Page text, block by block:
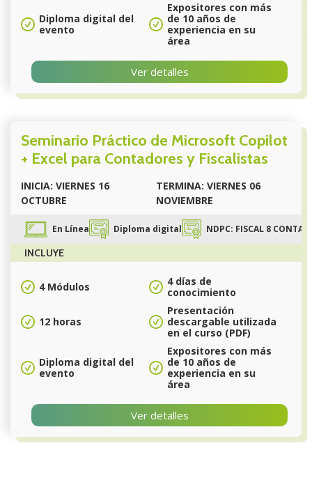
Diploma digital del
evento
Expositores con más
de 10 años de
experiencia en su
área
Ver detalles
Seminario Práctico de Microsoft Copilot
+ Excel para Contadores y Fiscalistas
INICIA: VIERNES 16
OCTUBRE
TERMINA: VIERNES 06
NOVIEMBRE
En Línea Diploma digital NDPC: FISCAL 8
INCLUYE
4 Módulos
4 días de
conocimiento
12 horas
Presentación
descargable utilizada
en el curso (PDF)
Diploma digital del
evento
Expositores con más
de 10 años de
experiencia en su
área
Ver detalles